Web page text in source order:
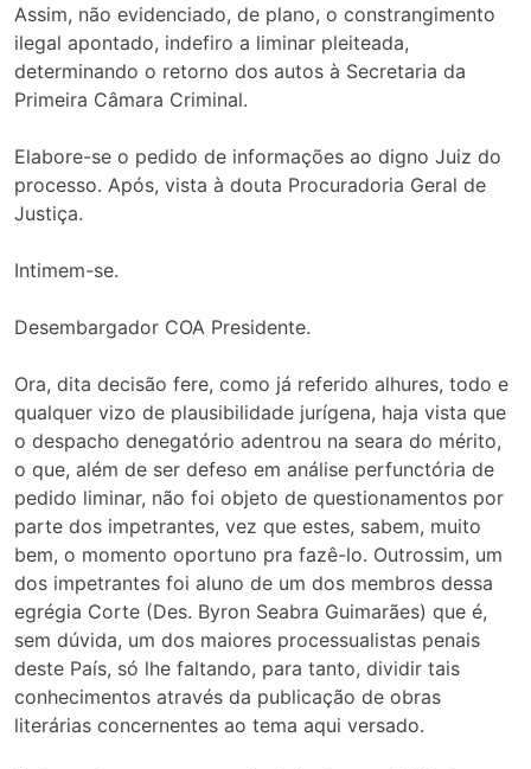
Assim, não evidenciado, de plano, o constrangimento
ilegal apontado, indefiro a liminar pleiteada,
determinando o retorno dos autos à Secretaria da
Primeira Câmara Criminal.
Elabore-se o pedido de informações ao digno Juiz do
processo. Após, vista à douta Procuradoria Geral de
Justiça.
Intimem-se.
Desembargador COA Presidente.
Ora, dita decisão fere, como já referido alhures, todo e
qualquer vizo de plausibilidade jurígena, haja vista que
o despacho denegatório adentrou na seara do mérito,
o que, além de ser defeso em análise perfunctória de
pedido liminar, não foi objeto de questionamentos por
parte dos impetrantes, vez que estes, sabem, muito
bem, o momento oportuno pra fazê-lo. Outrossim, um
dos impetrantes foi aluno de um dos membros dessa
egrégia Corte (Des. Byron Seabra Guimarães) que é,
sem dúvida, um dos maiores processualistas penais
deste País, só lhe faltando, para tanto, dividir tais
conhecimentos através da publicação de obras
literárias concernentes ao tema aqui versado.